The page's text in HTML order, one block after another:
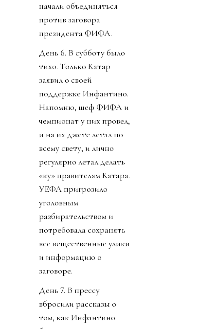
начали объединяться
против заговора
президента ФИФА.
День 6. В субботу было
тихо. Только Катар
заявил о своей
поддержке Инфантино.
Напомню, шеф ФИФА и
чемпионат у них провел,
и на их джете летал по
всему свету, и лично
регулярно летал делать
«ку» правителям Катара.
УЕФА пригрозило
уголовным
разбирательством и
потребовала сохранять
все вещественные улики
и информацию о
заговоре.
День 7. В прессу
вбросили рассказы о
том, как Инфантино